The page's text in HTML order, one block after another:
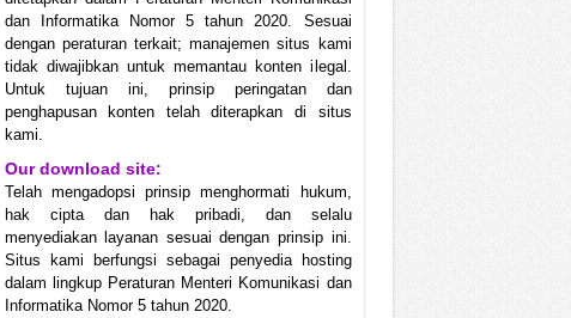
dan Informatika Nomor 5 tahun 2020. Sesuai
dengan peraturan terkait; manajemen situs kami
tidak diwajibkan untuk memantau konten ilegal.
Untuk tujuan ini, prinsip peringatan dan
penghapusan konten telah diterapkan di situs
kami.
Our download site:
Telah mengadopsi prinsip menghormati hukum,
hak cipta dan hak pribadi, dan selalu
menyediakan layanan sesuai dengan prinsip ini.
Situs kami berfungsi sebagai penyedia hosting
dalam lingkup Peraturan Menteri Komunikasi dan
Informatika Nomor 5 tahun 2020.